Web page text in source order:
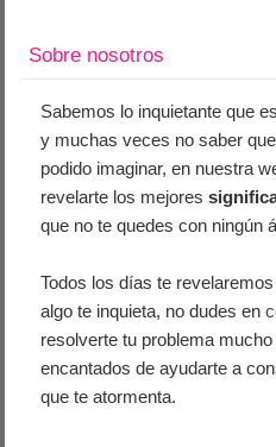
Sobre nosotros
Sabemos lo inquietante que
y muchas veces no saber
podido imaginar, en nuestra
revelarte los mejores
que no te quedes con ningún
Todos los días te
algo te inquieta, no dudes en
resolverte tu problema
encantados de ayudarte a
que te atormenta.